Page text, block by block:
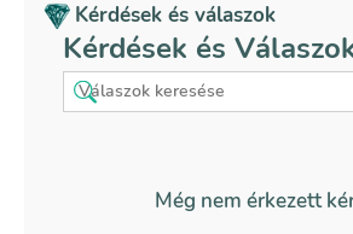
Kérdések és válaszok
Kérdések és
Még nem érkezett